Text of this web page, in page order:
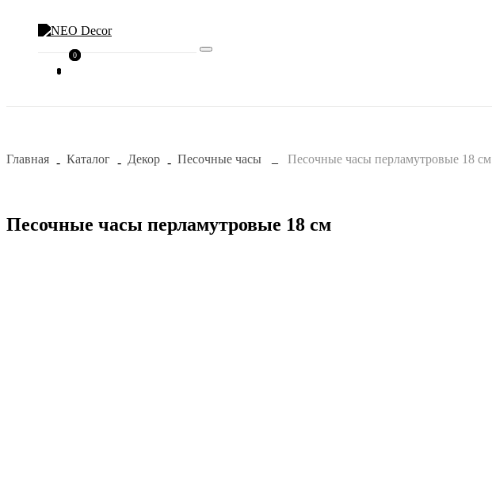
0
0
Главная Каталог Декор Песочные часы Песочные часы перламутровые 18 см
Песочные часы перламутровые 18 см